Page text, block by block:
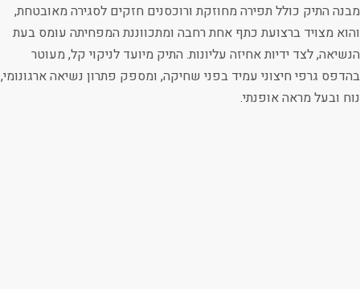
מבנה התיק כולל תפירה מחוזקת ורוכסנים חזקים לסגירה מאובטחת,
והוא מצויד ברצועת כתף אחת רחבה ומתכווננת המפחיתה עומס בעת
הנשיאה, לצד ידיות אחיזה עליונות. התיק מיועד לניקוי קל, מעוטר
בהדפס גרפי חיצוני עמיד בפני שחיקה, ומספק פתרון נשיאה ארגונומי,
נוח ובעל מראה אופנתי.